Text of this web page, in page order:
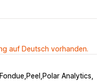
auf Deutsch vorhanden.
Fondue,Peel,Polar Analytics